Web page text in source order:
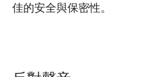
佳的安全與保密性。